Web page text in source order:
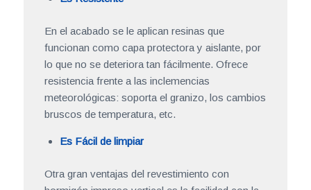
En el acabado se le aplican resinas que
funcionan como capa protectora y aislante, por
lo que no se deteriora tan fácilmente. Ofrece
resistencia frente a las inclemencias
meteorológicas: soporta el granizo, los cambios
bruscos de temperatura, etc.